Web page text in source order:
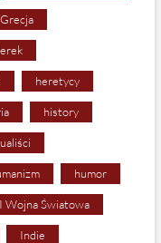
Grecja
heretycy
history
humor
Wojna Światowa
Indie